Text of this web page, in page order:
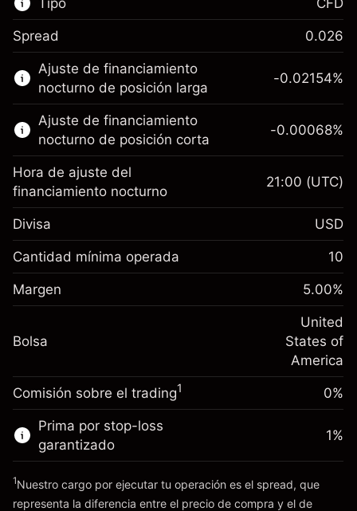
Tipo
Este mercado financiero está disponible para
hacer trading con CFD.
Obtén más información sobre:
CFD
CFD
Spread 0.026
Ajuste de financiamiento
nocturno de posición larga
$1,000.00
Ajuste de financiamiento
nocturno
Cargos por el valor total de la
posición
%
(-$4.31)
Tamaño de la operación con apalancamiento
~$20,000.00
$19,000.00
Ir a la plataforma
-0.02154%
Ajuste de financiamiento
nocturno de posición corta
Margen. Tu inversión
$1,000.00
Ajuste de financiamiento
-0.000682
%
(-$0.14)
Tamaño de la operación con apalancamiento
~$20,000.00
Dinero del apalancamiento ~ $
-0.00068%
Hora de ajuste del
financiamiento nocturno
21:00 (UTC)
Divisa USD
Cantidad mínima operada 10
Margen 5.00%
Bolsa
United
States of
America
Comisión sobre el trading1 0%
Prima por stop-loss
garantizado
1%
1Nuestro cargo por ejecutar tu operación es el spread, que
representa la diferencia entre el precio de compra y el de